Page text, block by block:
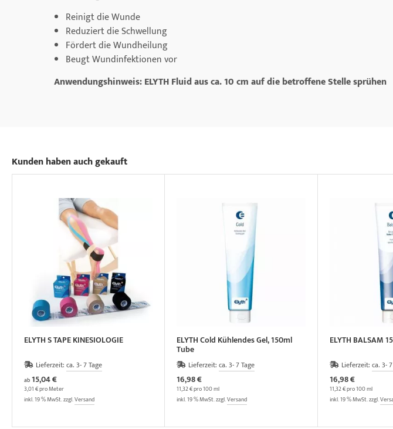
Reinigt die Wunde
Reduziert die Schwellung
Fördert die Wundheilung
Beugt Wundinfektionen vor
Anwendungshinweis: ELYTH Fluid aus ca. 10 cm auf die betroffene Stelle sprühen
Kunden haben auch gekauft
ELYTH S TAPE KINESIOLOGIE
Lieferzeit: ca. 3- 7 Tage
ab15,04 €
3,01 € pro Meter
inkl. 19 % MwSt. zzgl.Versand
ELYTH Cold Kühlendes Gel, 150ml
Tube
Lieferzeit:ca. 3- 7 Tage
16,98 €
11,32 € pro 100 ml
inkl. 19 % MwSt. zzgl.Versand
ELYTH BALSAM
Lieferzeit: ca. 3-
16,98 €
11,32 € pro 100 ml
inkl. 19 % MwSt. zzgl.